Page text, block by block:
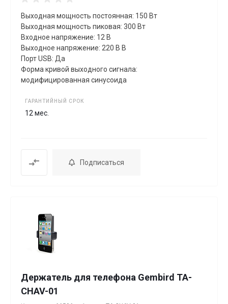
Выходная мощность постоянная: 150 Вт
Выходная мощность пиковая: 300 Вт
Входное напряжение: 12 В
Выходное напряжение: 220 В В
Порт USB: Да
Форма кривой выходного сигнала:
модифицированная синусоида
ГАРАНТИЙНЫЙ СРОК
12 мес.
Подписаться
Держатель для телефона Gembird TA-
CHAV-01